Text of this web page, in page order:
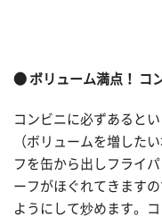
● ボリューム満点！ コ
コンビニに必ずあると
（ボリュームを増した
フを缶から出しフライ
ーフがほぐれてきます
ようにして炒めます。